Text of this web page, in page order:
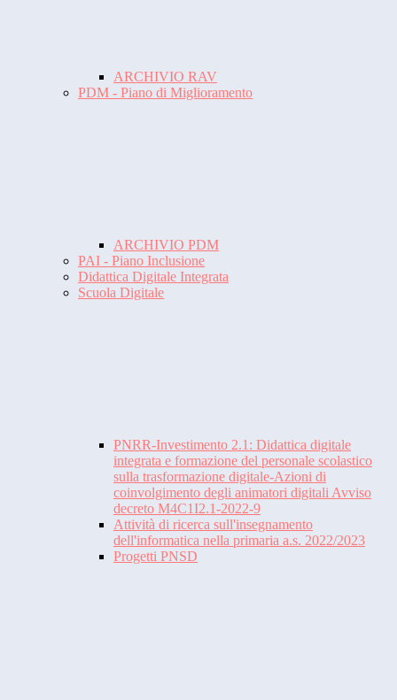
ARCHIVIO RAV
PDM - Piano di Miglioramento
ARCHIVIO PDM
PAI - Piano Inclusione
Didattica Digitale Integrata
Scuola Digitale
PNRR-Investimento 2.1: Didattica digitale
integrata e formazione del personale scolastico
sulla trasformazione digitale-Azioni di
coinvolgimento degli animatori digitali Avviso
decreto M4C1I2.1-2022-9
Attività di ricerca sull'insegnamento
dell'informatica nella primaria a.s. 2022/2023
Progetti PNSD